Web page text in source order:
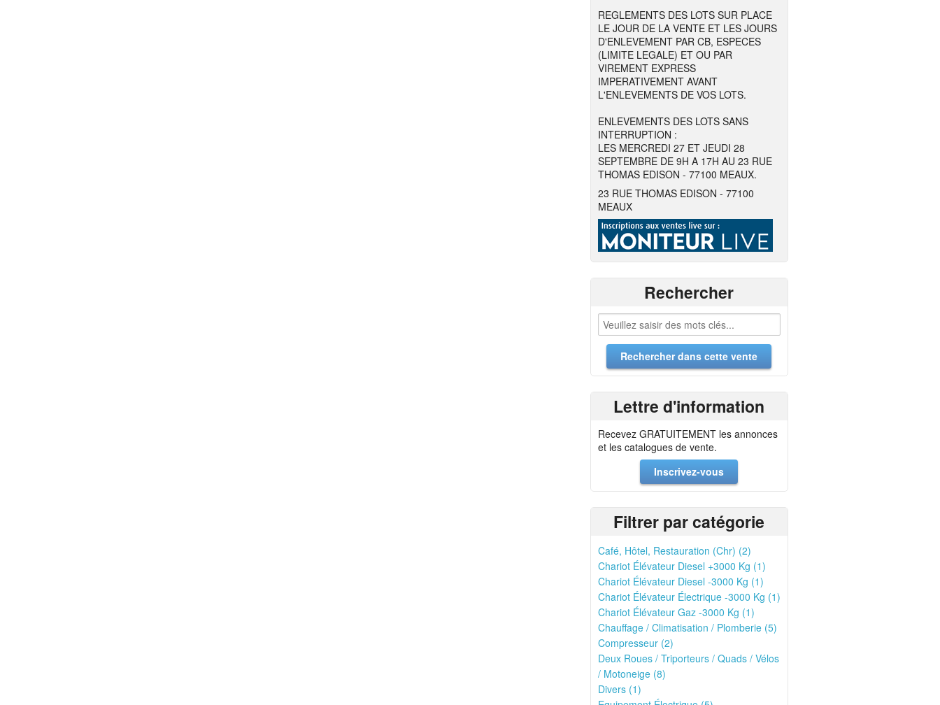
REGLEMENTS DES LOTS SUR PLACE
LE JOUR DE LA VENTE ET LES JOURS
D'ENLEVEMENT PAR CB, ESPECES
(LIMITE LEGALE) ET OU PAR
VIREMENT EXPRESS
IMPERATIVEMENT AVANT
L'ENLEVEMENTS DE VOS LOTS.
ENLEVEMENTS DES LOTS SANS
INTERRUPTION :
LES MERCREDI 27 ET JEUDI 28
SEPTEMBRE DE 9H A 17H AU 23 RUE
THOMAS EDISON - 77100 MEAUX.
23 RUE THOMAS EDISON - 77100
MEAUX
Rechercher
Lettre d'information
Recevez GRATUITEMENT les annonces
et les catalogues de vente.
Inscrivez-vous
Filtrer par catégorie
Café, Hôtel, Restauration (Chr) (2)
Chariot Élévateur Diesel +3000 Kg (1)
Chariot Élévateur Diesel -3000 Kg (1)
Chariot Élévateur Électrique -3000 Kg (1)
Chariot Élévateur Gaz -3000 Kg (1)
Chauffage / Climatisation / Plomberie (5)
Compresseur (2)
Deux Roues / Triporteurs / Quads / Vélos
/ Motoneige (8)
Divers (1)